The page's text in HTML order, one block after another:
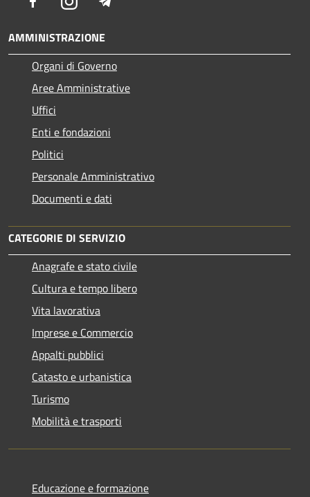
AMMINISTRAZIONE
Organi di Governo
Aree Amministrative
Uffici
Enti e fondazioni
Politici
Personale Amministrativo
Documenti e dati
CATEGORIE DI SERVIZIO
Anagrafe e stato civile
Cultura e tempo libero
Vita lavorativa
Imprese e Commercio
Appalti pubblici
Catasto e urbanistica
Turismo
Mobilità e trasporti
Educazione e formazione